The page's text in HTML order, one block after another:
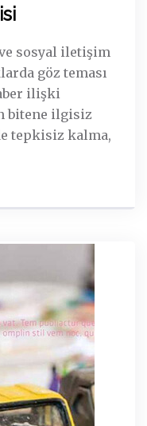
sosyal iletişim
göz teması
ilişki
bitene ilgisiz
tepkisiz kalma,